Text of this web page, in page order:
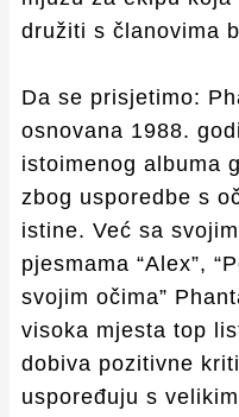
družiti s članovima
Da se prisjetimo:
osnovana 1988.
istoimenog albuma
zbog usporedbe s
istine. Već sa
pjesmama “Alex”,
svojim očima”
visoka mjesta top
dobiva pozitivne
uspoređuju s